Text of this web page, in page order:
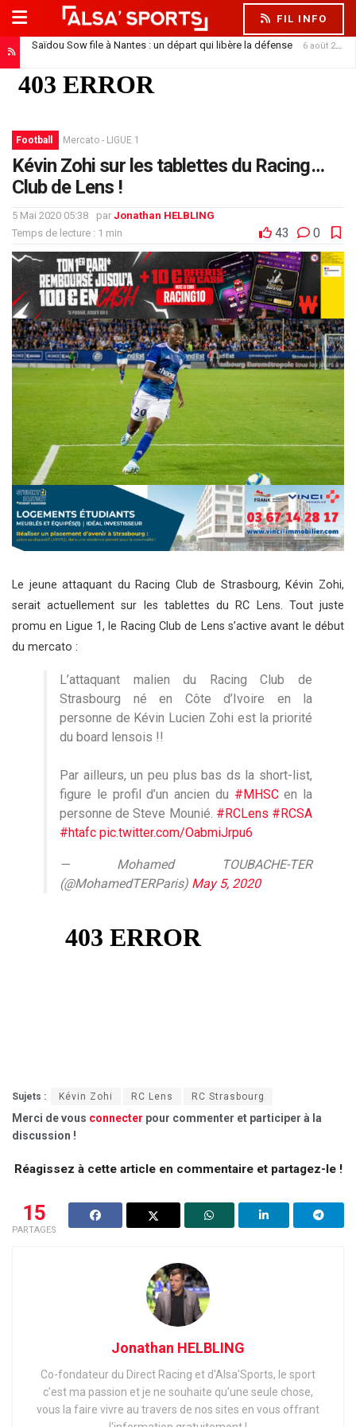
FIL INFO
Saïdou Sow file à Nantes : un départ qui libère la défense 6 août 2026
Football Mercato - LIGUE 1
Kévin Zohi sur les tablettes du Racing…
Club de Lens !
5 Mai 2020 05:38 par Jonathan HELBLING
Temps de lecture : 1 min
43 0
Le jeune attaquant du Racing Club de Strasbourg, Kévin Zohi,
serait actuellement sur les tablettes du RC Lens. Tout juste
promu en Ligue 1, le Racing Club de Lens s’active avant le début
du mercato :
L’attaquant malien du Racing Club de
Strasbourg né en Côte d’Ivoire en la
personne de Kévin Lucien Zohi est la priorité
du board lensois !!
Par ailleurs, un peu plus bas ds la short-list,
figure le profil d’un ancien du #MHSCen la
personne de Steve Mounié. #RCLens #RCSA
#htafc pic.twitter.com/OabmiJrpu6
— Mohamed TOUBACHE-TER
(@MohamedTERParis) May 5, 2020
Sujets : Kévin Zohi RC Lens RC Strasbourg
Merci de vous connecter pour commenter et participer à la
discussion !
Réagissez à cette article en commentaire et partagez-le !
15
PARTAGES
Jonathan HELBLING
Co-fondateur du Direct Racing et d'Alsa'Sports, le sport
c'est ma passion et je ne souhaite qu'une seule chose,
vous la faire vivre au travers de nos sites en vous offrant